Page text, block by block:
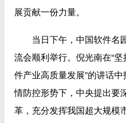
展贡献一份力量。
当日下午，中国软件名
流会顺利举行。倪光南在“
件产业高质量发展”的讲话
情防控形势下，中央提出要
革，充分发挥我国超大规模